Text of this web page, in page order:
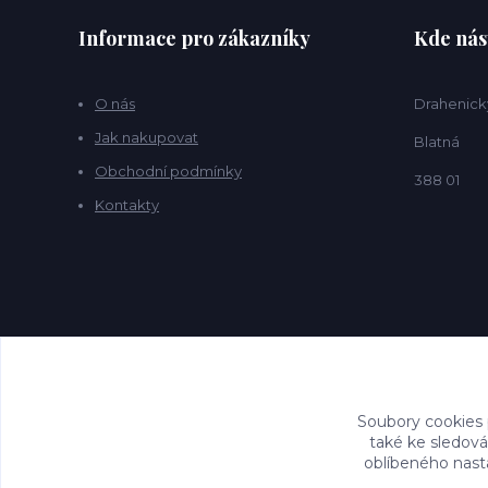
Informace pro zákazníky
O nás
Jak nakupovat
Obchodní podmínky
Kontakty
Kde
Blatná
388 01
Soubory
také ke
oblíbeného